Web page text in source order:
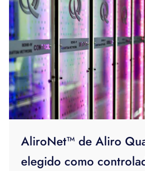
AliroNet™ de Aliro
elegido como